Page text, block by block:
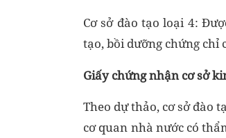
Cơ sở đào tạo loại 4:
tạo, bồi dưỡng chứng chỉ
Giấy chứng nhận cơ sở
Theo dự thảo, cơ sở đào
cơ quan nhà nước có